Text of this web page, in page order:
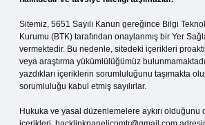
Sitemiz, 5651 Sayılı Kanun gereğince Bilgi
Kurumu (BTK) tarafından onaylanmış bir Yer
vermektedir. Bu nedenle, sitedeki içerikleri
veya araştırma yükümlülüğümüz
yazdıkları içeriklerin sorumluluğunu taşımakta
sorumluluğu kabul etmiş sayılırlar.
Hukuka ve yasal düzenlemelere aykırı olduğunu